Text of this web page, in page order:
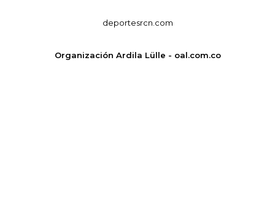
deportesrcn.com
Organización Ardila Lülle - oal.com.co